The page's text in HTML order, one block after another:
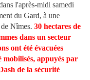
l'après-midi samedi
du Gard, à une
Nîmes. 30 hectares de
dans un secteur
ont été évacuées
appuyés par
de la sécurité